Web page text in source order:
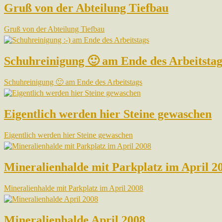
Gruß von der Abteilung Tiefbau
Gruß von der Abteilung Tiefbau
Schuhreinigung 🙂 am Ende des
Schuhreinigung 🙂 am Ende des Arbeitstags
Eigentlich werden hier Steine gewaschen
Eigentlich werden hier Steine gewaschen
Mineralienhalde mit Parkplatz im April
Mineralienhalde mit Parkplatz im April 2008